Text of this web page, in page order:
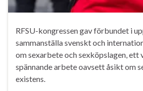
RFSU-kongressen gav förbundet i
sammanställa svenskt och
om sexarbete och sexköpslagen,
spännande arbete oavsett åsikt om
existens.